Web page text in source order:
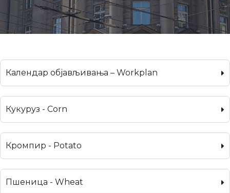
Календар објављивања – Workplan
Кукуруз - Corn
Кромпир - Potato
Пшеница - Wheat